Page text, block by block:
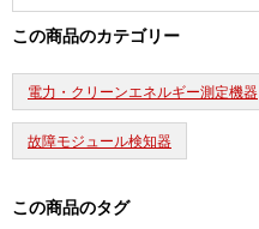
この商品のカテゴリー
電力・クリーンエネルギー測定機器
故障モジュール検知器
この商品のタグ